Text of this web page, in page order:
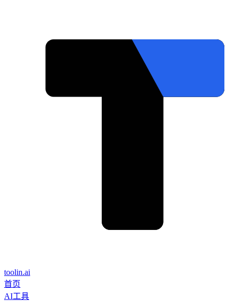
toolin.ai
首页
AI工具